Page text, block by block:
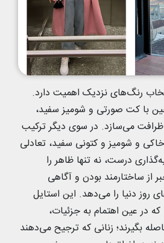
رنگ‌های نزدیک اهمیت دارد.
با کت صورتی و شومیز سفید،
می‌سازد. در سوی دیگر ترکیب
و شومیز و کتونی سفید، تعادلی
درست، نه تنها ظاهر را
از ساختارمند بودن و آگاهی
روز دنیا را می‌دهد. این استایل
در عین اهتمام به جزئیات،
بگیرند؛ زنانی که ترجیح می‌دهند